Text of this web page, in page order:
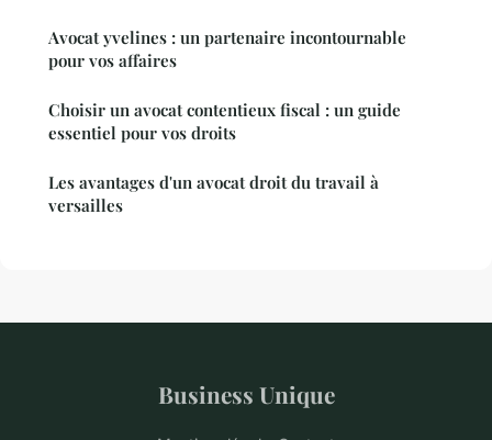
Avocat yvelines : un partenaire incontournable
pour vos affaires
Choisir un avocat contentieux fiscal : un guide
essentiel pour vos droits
Les avantages d'un avocat droit du travail à
versailles
Business Unique